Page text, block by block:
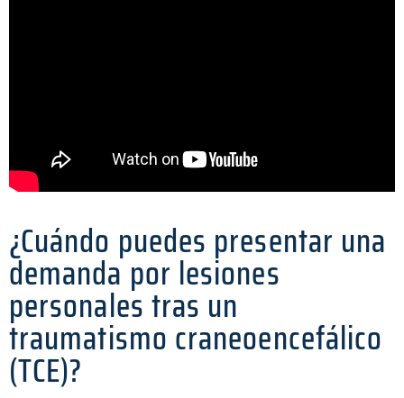
¿Cuándo puedes presentar una
demanda por lesiones
personales tras un
traumatismo craneoencefálico
(TCE)?